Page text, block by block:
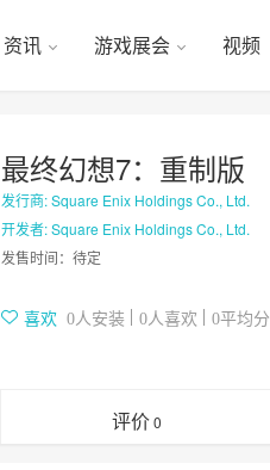
资讯 游戏展会 视频
最终幻想7：重制版
发行商: Square Enix Holdings Co., Ltd.
开发者: Square Enix Holdings Co., Ltd.
发售时间： 待定
喜欢 0人安装 0人喜欢 0平均分
评价0